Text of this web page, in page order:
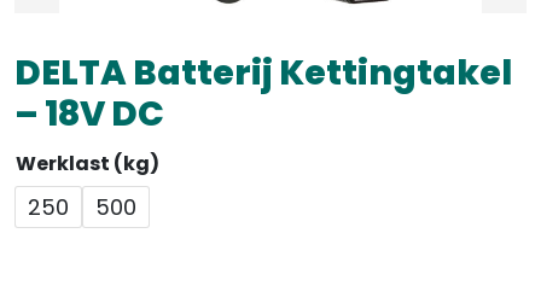
DELTA Batterij Kettingtakel
– 18V DC
Werklast (kg)
250 500